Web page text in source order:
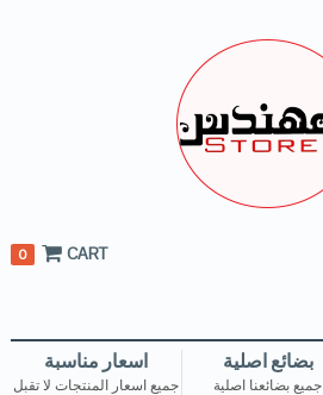
CART
0
بضائع اصلية
جميع بضائعنا اصلية
اسعار مناسبة
جميع اسعار المنتجات لا تقبل